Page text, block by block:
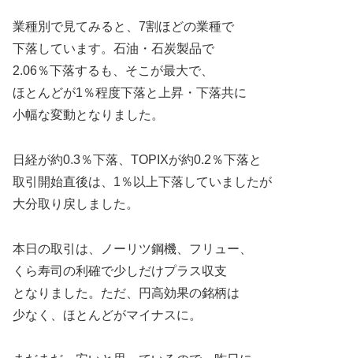
業種別で見てみると、7割ほどの業種で
下落しています。石油・石炭製品で
2.06％下落するも、そこが最大で、
ほとんどが1％程度下落と上昇・下落共に
小幅な変動となりました。
日経が約0.3％下落、TOPIXが約0.2％下落と
取引開始直後は、1％以上下落していましたが
大分取り戻しました。
本日の取引は、ノーリツ鋼機、フリュー、
くら寿司の利確で少しだけプラス収支
となりました。ただ、円高効果の銘柄は
少なく、ほとんどがマイナスに。